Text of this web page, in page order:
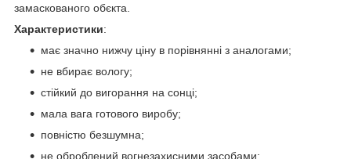
замаскованого обєкта.
Характеристики:
має значно нижчу ціну в порівнянні з аналогами;
не вбирає вологу;
стійкий до вигорання на сонці;
мала вага готового виробу;
повністю безшумна;
не оброблений вогнезахисними засобами;